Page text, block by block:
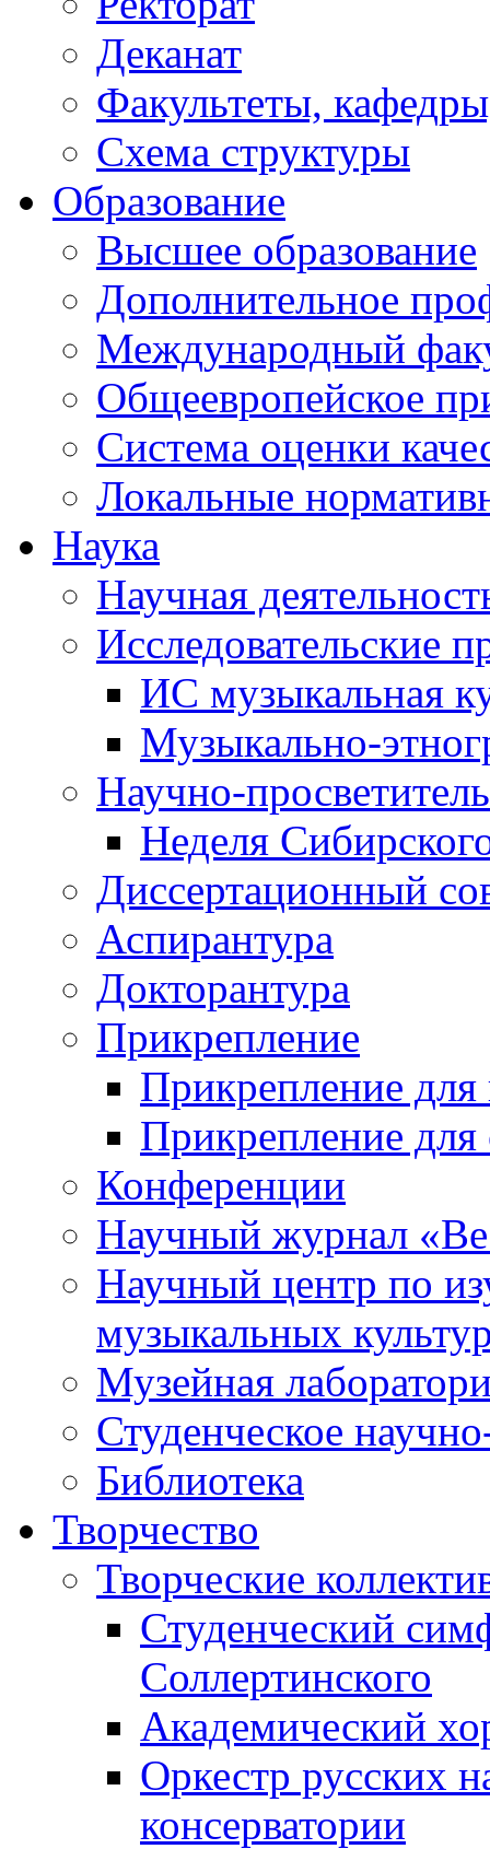
Деканат
Факультеты,
Схема структуры
Образование
Высшее образование
Дополнительное
Международный
Общеевропейское
Система оценки
Локальные
Наука
Научная
Исследовательские
ИС музыкальная
Музыкально-
Научно-
Неделя
Диссертационный
Аспирантура
Докторантура
Прикрепление
Прикрепление для
Прикрепление для
Конференции
Научный журнал
Научный центр по
музыкальных
Музейная
Студенческое
Библиотека
Творчество
Творческие
Студенческий
Соллертинского
Академический
Оркестр русских
консерватории